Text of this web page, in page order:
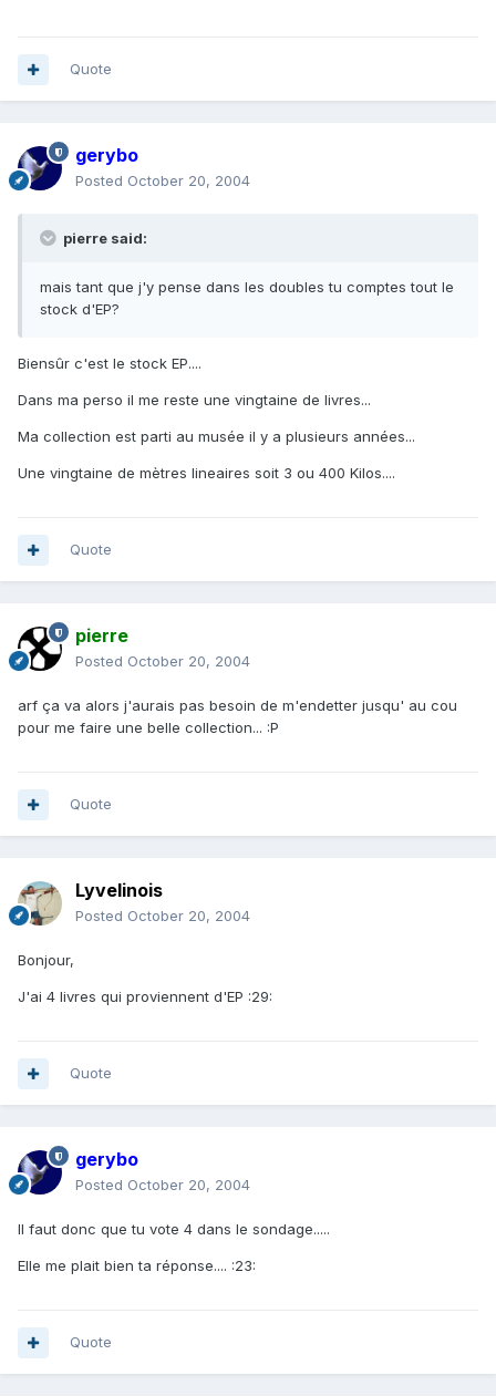
Quote
gerybo
Posted October 20, 2004
pierre said:
mais tant que j'y pense dans les doubles tu comptes tout le
stock d'EP?
Biensûr c'est le stock EP....
Dans ma perso il me reste une vingtaine de livres...
Ma collection est parti au musée il y a plusieurs années...
Une vingtaine de mètres lineaires soit 3 ou 400 Kilos....
Quote
pierre
Posted October 20, 2004
arf ça va alors j'aurais pas besoin de m'endetter jusqu' au cou
pour me faire une belle collection... :P
Quote
Lyvelinois
Posted October 20, 2004
Bonjour,
J'ai 4 livres qui proviennent d'EP :29:
Quote
gerybo
Posted October 20, 2004
Il faut donc que tu vote 4 dans le sondage.....
Elle me plait bien ta réponse.... :23:
Quote